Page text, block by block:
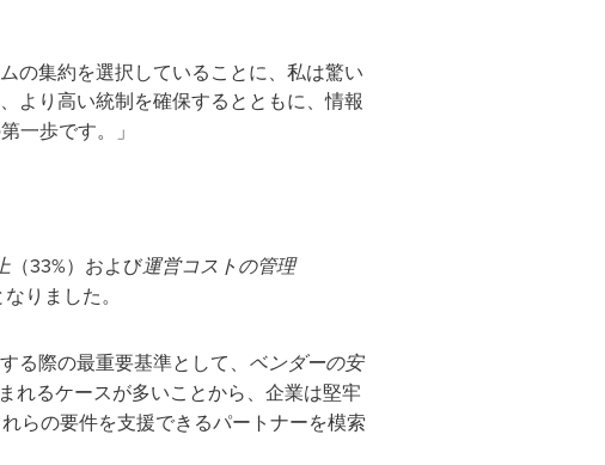
の集約を選択していることに、私は驚い
より高い統制を確保するとともに、情報
一歩です。」
（33%）および運営コストの管理
りました。
際の最重要基準として、 ベンダーの安
れるケースが多いことから、企業は堅牢
らの要件を支援できるパートナーを模索